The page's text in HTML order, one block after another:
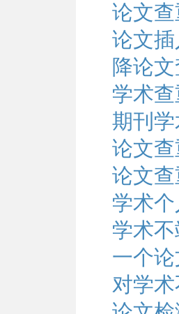
论文
论文
降论
学术
期刊
论文
论文
学术
学术
一个
对学